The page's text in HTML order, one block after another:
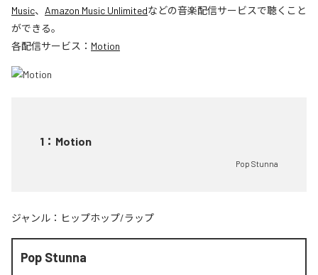
Music、 Amazon Music Unlimitedなどの音楽配信サービスで聴くこと
ができる。
各配信サービス： Motion
1 ： Motion
Pop Stunna
ジャンル： ヒップホップ/ラップ
Pop Stunna